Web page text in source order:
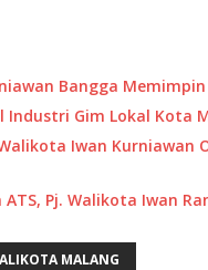
Bangga
Industri Gim Lokal Kota
Iwan
ATS, Pj. Walikota Iwan
MALANG